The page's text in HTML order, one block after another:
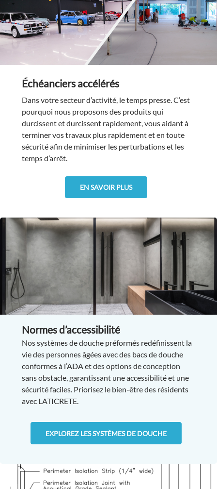
Échéanciers accélérés
Dans votre secteur d’activité, le temps presse. C’est
pourquoi nous proposons des produits qui
durcissent et durcissent rapidement, vous aidant à
terminer vos travaux plus rapidement et en toute
sécurité afin de minimiser les perturbations et les
temps d’arrêt.
EN SAVOIR PLUS
Normes d’accessibilité
Nos systèmes de douche préformés redéfinissent la
vie des personnes âgées avec des bacs de douche
conformes à l’ADA et des options de conception
sans obstacle, garantissant une accessibilité et une
sécurité faciles. Priorisez le bien-être des résidents
avec LATICRETE.
EXPLOREZ LES SYSTÈMES DE DOUCHE